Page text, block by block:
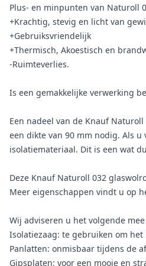
Plus- en minpunten van Naturoll
+Krachtig, stevig en licht van
+Gebruiksvriendelijk
+Thermisch, Akoestisch en
-Ruimteverlies.
Is een gemakkelijke verwerking
Een nadeel van de Knauf
een dikte van 90 mm nodig. Als
isolatiemateriaal. Dit is een wat
Deze Knauf Naturoll 032
Meer eigenschappen vindt u op
Wij adviseren u het volgende
Isolatiezaag: te gebruiken om
Panlatten: onmisbaar tijdens de
Gipsplaten: voor een mooie en